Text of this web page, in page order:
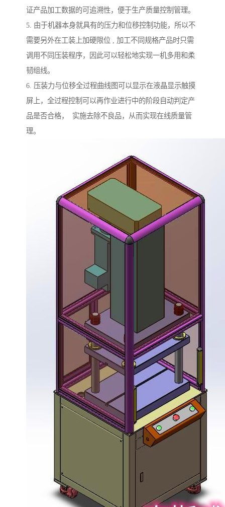
证产品加工数据的可追溯性，便于生产质量控制管理。
5. 由于机器本身就具有的压力和位移控制功能，所以不
需要另外在工装上加硬限位 , 加工不同规格产品时只需
调用不同压装程序，因此可以轻松地实现一机多用和柔
韧组线。
6. 压装力与位移全过程曲线图可以显示在液晶显示触摸
屏上，全过程控制可以再作业进行中的阶段自动判定产
品是否合格， 实施去除不良品，从而实现在线质量管
理。